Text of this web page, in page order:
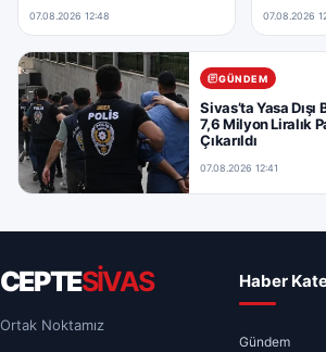
07.08.2026 12:48 07.08.2026
GÜNDEM
Sivas’ta Yasa
7,6 Milyon Liralık
Çıkarıldı
07.08.2026 12:41
CEPTESİVAS
Ortak Noktamız
Haber
Gündem